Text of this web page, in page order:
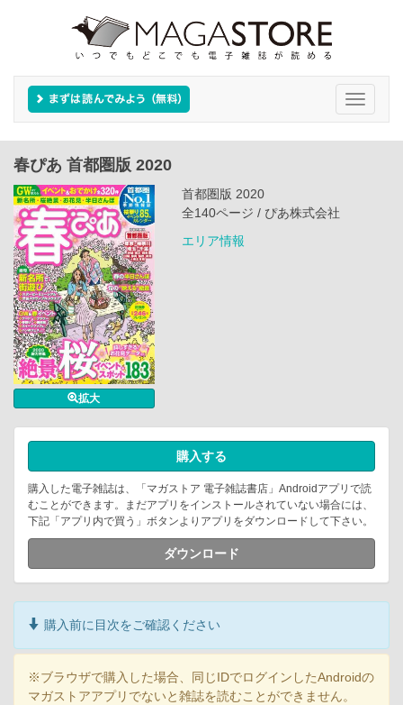
Toggle
春ぴあ 首都圏版 2020
拡大
首都圏版 2020
全140ページ / ぴあ株式会社
エリア情報
購入する
購入した電子雑誌は、「マガストア 電子雑誌書店」Androidアプリで読
むことができます。まだアプリをインストールされていない場合には、
下記「アプリ内で買う」ボタンよりアプリをダウンロードして下さい。
ダウンロード
購入前に目次をご確認ください
※ブラウザで購入した場合、同じIDでログインしたAndroidの
マガストアアプリでないと雑誌を読むことができません。